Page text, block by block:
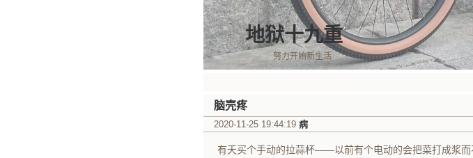
地狱十九重
努力开始新生活
脑壳疼
2020-11-25 19:44:19 病
有天买个手动的拉蒜杯——以前有个电动的会把菜打成浆